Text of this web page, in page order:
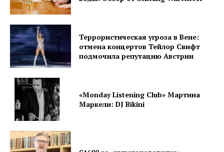
Террористическая угроза в Вене:
отмена концертов Тейлор Свифт
подмочила репутацию Австрии
«Monday Listening Club» Мартина
Маркели: DJ Bikini